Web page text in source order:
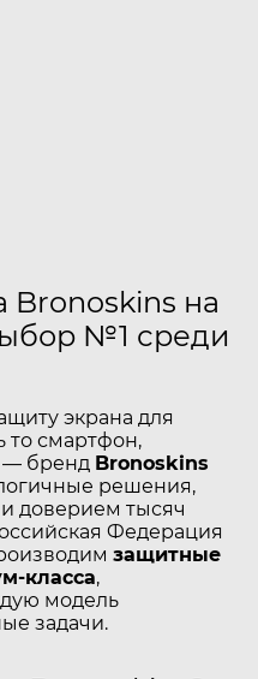
Bronoskins на
№1 среди
экрана для
то смартфон,
— бренд Bronoskins
решения,
доверием тысяч
Федерация
защитные
класса,
модель
задачи.